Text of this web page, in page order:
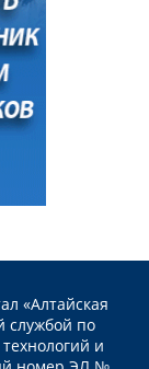
«Алтайская
службой по
и